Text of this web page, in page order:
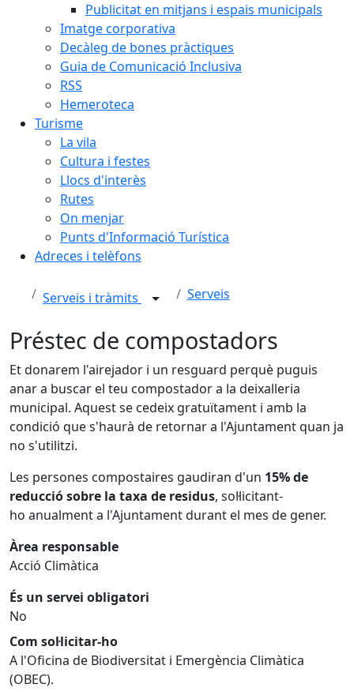
Publicitat en mitjans i espais municipals
Imatge corporativa
Decàleg de bones pràctiques
Guia de Comunicació Inclusiva
RSS
Hemeroteca
Turisme
La vila
Cultura i festes
Llocs d'interès
Rutes
On menjar
Punts d'Informació Turística
Adreces i telèfons
Serveis i tràmits Serveis
Préstec de compostadors
Et donarem l'airejador i un resguard perquè puguis
anar a buscar el teu compostador a la deixalleria
municipal. Aquest se cedeix gratuïtament i amb la
condició que s'haurà de retornar a l'Ajuntament quan ja
no s'utilitzi.
Les persones compostaires gaudiran d'un 15% de
reducció sobre la taxa de residus, sol·licitant-
ho anualment a l'Ajuntament durant el mes de gener.
Àrea responsable
Acció Climàtica
És un servei obligatori
No
Com sol·licitar-ho
A l'Oficina de Biodiversitat i Emergència Climàtica
(OBEC).